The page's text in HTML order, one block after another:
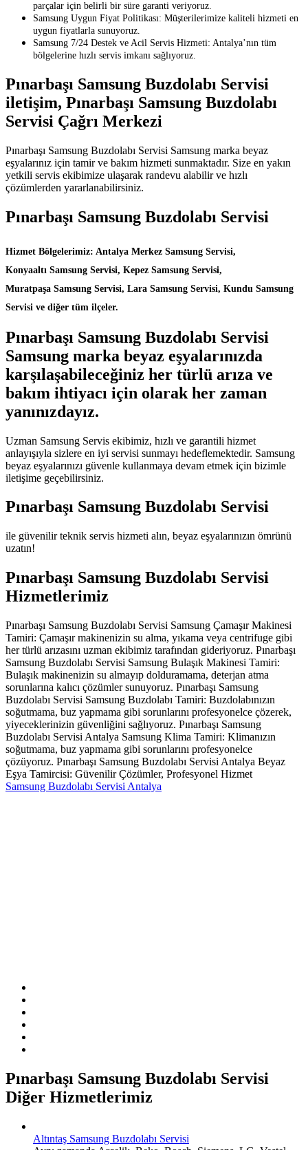
parçalar için belirli bir süre garanti veriyoruz.
Samsung Uygun Fiyat Politikası: Müşterilerimize kaliteli hizmeti en
uygun fiyatlarla sunuyoruz.
Samsung 7/24 Destek ve Acil Servis Hizmeti: Antalya’nın tüm
bölgelerine hızlı servis imkanı sağlıyoruz.
Pınarbaşı Samsung Buzdolabı Servisi
iletişim, Pınarbaşı Samsung Buzdolabı
Servisi Çağrı Merkezi
Pınarbaşı Samsung Buzdolabı Servisi Samsung marka beyaz
eşyalarınız için tamir ve bakım hizmeti sunmaktadır. Size en yakın
yetkili servis ekibimize ulaşarak randevu alabilir ve hızlı
çözümlerden yararlanabilirsiniz.
Pınarbaşı Samsung Buzdolabı Servisi
Hizmet Bölgelerimiz: Antalya Merkez Samsung Servisi,
Konyaaltı Samsung Servisi, Kepez Samsung Servisi,
Muratpaşa Samsung Servisi, Lara Samsung Servisi, Kundu Samsung
Servisi ve diğer tüm ilçeler.
Pınarbaşı Samsung Buzdolabı Servisi
Samsung marka beyaz eşyalarınızda
karşılaşabileceğiniz her türlü arıza ve
bakım ihtiyacı için olarak her zaman
yanınızdayız.
Uzman Samsung Servis ekibimiz, hızlı ve garantili hizmet
anlayışıyla sizlere en iyi servisi sunmayı hedeflemektedir. Samsung
beyaz eşyalarınızı güvenle kullanmaya devam etmek için bizimle
iletişime geçebilirsiniz.
Pınarbaşı Samsung Buzdolabı Servisi
ile güvenilir teknik servis hizmeti alın, beyaz eşyalarınızın ömrünü
uzatın!
Pınarbaşı Samsung Buzdolabı Servisi
Hizmetlerimiz
Pınarbaşı Samsung Buzdolabı Servisi Samsung Çamaşır Makinesi
Tamiri: Çamaşır makinenizin su alma, yıkama veya centrifuge gibi
her türlü arızasını uzman ekibimiz tarafından gideriyoruz. Pınarbaşı
Samsung Buzdolabı Servisi Samsung Bulaşık Makinesi Tamiri:
Bulaşık makinenizin su almayıp dolduramama, deterjan atma
sorunlarına kalıcı çözümler sunuyoruz. Pınarbaşı Samsung
Buzdolabı Servisi Samsung Buzdolabı Tamiri: Buzdolabınızın
soğutmama, buz yapmama gibi sorunlarını profesyonelce çözerek,
yiyeceklerinizin güvenliğini sağlıyoruz. Pınarbaşı Samsung
Buzdolabı Servisi Antalya Samsung Klima Tamiri: Klimanızın
soğutmama, buz yapmama gibi sorunlarını profesyonelce
çözüyoruz. Pınarbaşı Samsung Buzdolabı Servisi Antalya Beyaz
Eşya Tamircisi: Güvenilir Çözümler, Profesyonel Hizmet
Samsung Buzdolabı Servisi Antalya
Pınarbaşı Samsung Buzdolabı Servisi
Diğer Hizmetlerimiz
Altıntaş Samsung Buzdolabı Servisi